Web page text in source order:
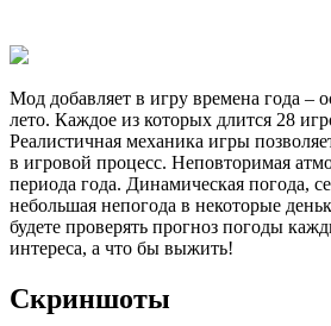
Мод добавляет в игру времена года –
лето. Каждое из которых длится 28
Реалистичная механика игры
в игровой процесс. Неповторимая
периода года. Динамическая погода,
небольшая непогода в некоторые
будете проверять прогноз погоды
интереса, а что бы выжить!
Скриншоты